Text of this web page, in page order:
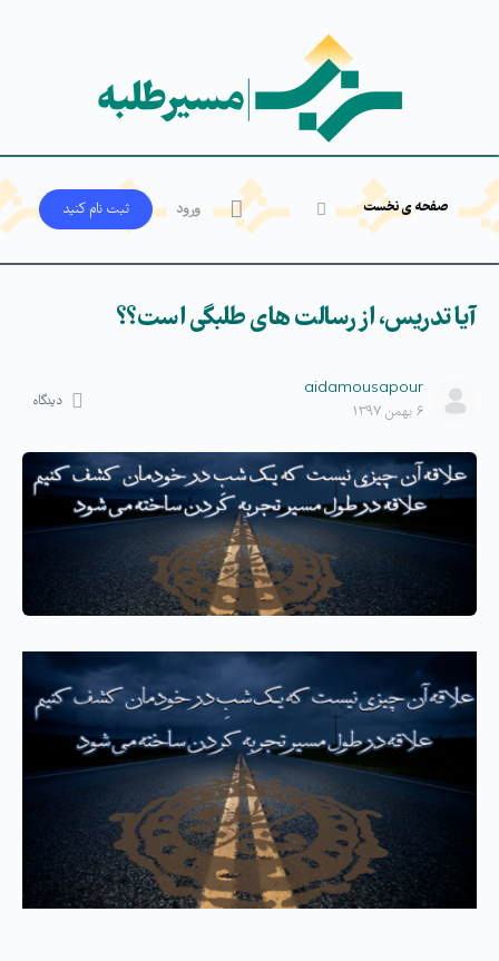
صفحه ی نخست ورود ثبت‌ نام کنید
آیا تدریس، از رسالت های طلبگی است؟؟
aidamousapour
۶ بهمن ۱۳۹۷
دیدگاه